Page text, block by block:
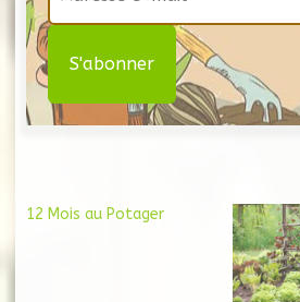
12 Mois au Potager